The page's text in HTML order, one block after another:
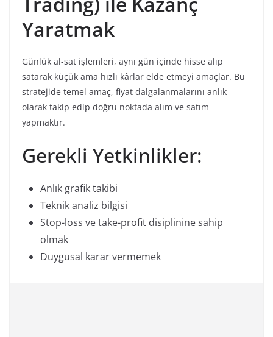
Yaratmak
Günlük al-sat işlemleri, aynı gün içinde hisse alıp
satarak küçük ama hızlı kârlar elde etmeyi amaçlar. Bu
stratejide temel amaç, fiyat dalgalanmalarını anlık
olarak takip edip doğru noktada alım ve satım
yapmaktır.
Gerekli Yetkinlikler:
Anlık grafik takibi
Teknik analiz bilgisi
Stop-loss ve take-profit disiplinine sahip
olmak
Duygusal karar vermemek